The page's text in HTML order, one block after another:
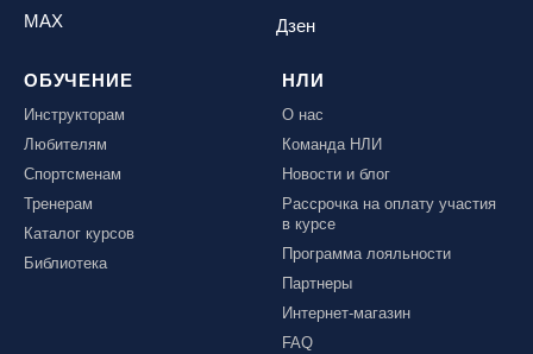
MAX Дзен
ОБУЧЕНИЕ
Инструкторам
Любителям
Спортсменам
Тренерам
Каталог курсов
Библиотека
НЛИ
О нас
Команда НЛИ
Новости и блог
Рассрочка на оплату участия
в курсе
Программа лояльности
Партнеры
Интернет-магазин
FAQ